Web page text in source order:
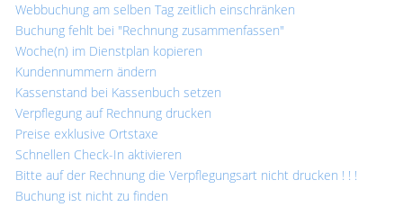
Webbuchung am selben Tag zeitlich einschränken
Buchung fehlt bei "Rechnung zusammenfassen"
Woche(n) im Dienstplan kopieren
Kundennummern ändern
Kassenstand bei Kassenbuch setzen
Verpflegung auf Rechnung drucken
Preise exklusive Ortstaxe
Schnellen Check-In aktivieren
Bitte auf der Rechnung die Verpflegungsart nicht drucken ! ! !
Buchung ist nicht zu finden